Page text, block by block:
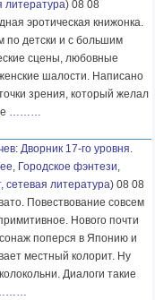
литература) 08 08
эротическая книжонка.
по детски и с большим
сцены, любовные
шалости. Написано
зрения, который желал
………
: Дворник 17-го уровня.
, Городское фэнтези,
сетевая литература) 08 08
Повествование совсем
Нового почти
поперся в Японию и
местный колорит. Ну
Диалоги такие